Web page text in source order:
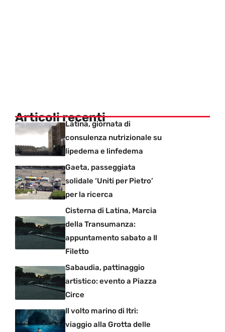
Articoli recenti
Latina, giornata di
consulenza nutrizionale su
lipedema e linfedema
Gaeta, passeggiata
solidale ‘Uniti per Pietro’
per la ricerca
Cisterna di Latina, Marcia
della Transumanza:
appuntamento sabato a Il
Filetto
Sabaudia, pattinaggio
artistico: evento a Piazza
Circe
Il volto marino di Itri:
viaggio alla Grotta delle